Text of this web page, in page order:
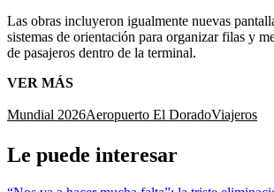
Las obras incluyeron igualmente nuevas
sistemas de orientación para organizar filas y
de pasajeros dentro de la terminal.
VER MÁS
Mundial 2026Aeropuerto El DoradoViajeros
Le puede interesar